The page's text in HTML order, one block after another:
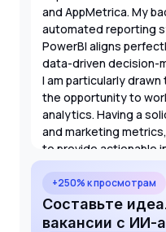
and AppMetrica. My
automated reporting
PowerBI aligns
data-driven decision-
I am particularly
the opportunity to
analytics. Having a
and marketing
to provide actionable
for your B2C products.
possibility of
analytical mindset
success.
+250% к просмотрам
Составьте
вакансии с ИИ-